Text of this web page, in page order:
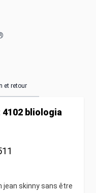
et retour
bliologia
jean skinny sans être